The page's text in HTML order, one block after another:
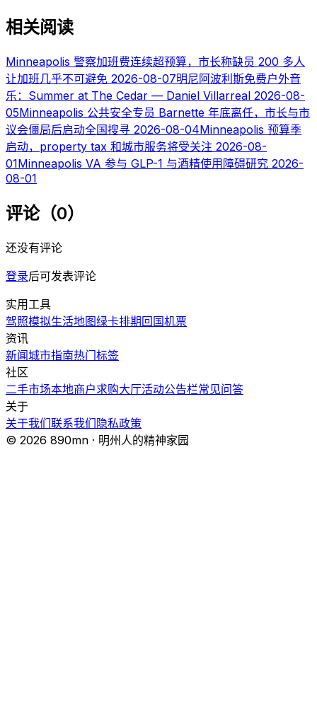
相关阅读
Minneapolis 警察加班费连续超预算，市长称缺员 200 多人
让加班几乎不可避免 2026-08-07明尼阿波利斯免费户外音
乐：Summer at The Cedar — Daniel Villarreal 2026-08-
05Minneapolis 公共安全专员 Barnette 年底离任，市长与市
议会僵局后启动全国搜寻 2026-08-04Minneapolis 预算季
启动，property tax 和城市服务将受关注 2026-08-
01Minneapolis VA 参与 GLP-1 与酒精使用障碍研究 2026-
08-01
评论（0）
还没有评论
登录后可发表评论
实用工具
驾照模拟生活地图绿卡排期 回国机票
资讯
新闻城市指南热门标签
社区
二手市场本地商户求购大厅活动公告栏常见问答
关于
关于我们联系我们 隐私政策
© 2026 890mn · 明州人的精神家园